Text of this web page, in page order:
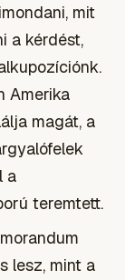
mit
a kérdést,
Amerika
magát, a
a
teremtett.
lesz, mint a